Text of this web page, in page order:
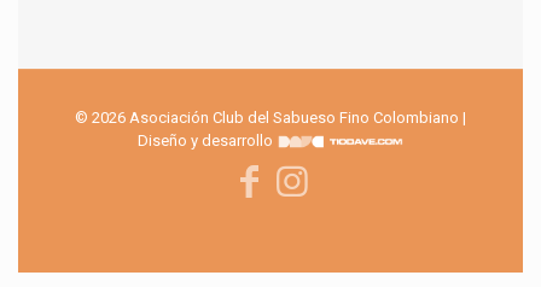
© 2026 Asociación Club del Sabueso Fino Colombiano |
Diseño y desarrollo